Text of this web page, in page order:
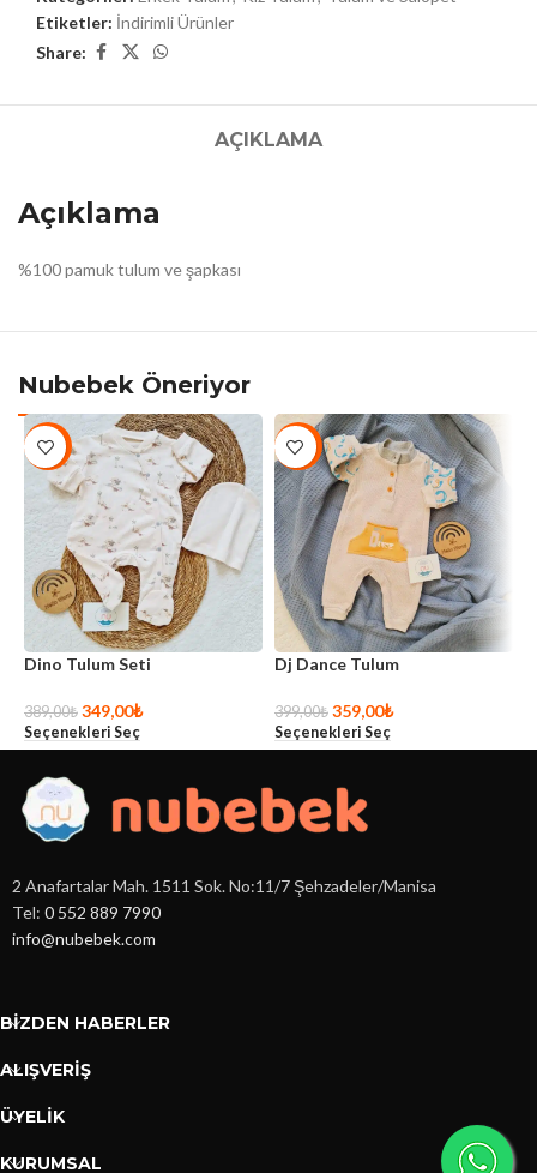
Etiketler: İndirimli Ürünler
Share:
AÇIKLAMA
Açıklama
%100 pamuk tulum ve şapkası
Nubebek Öneriyor
-10%
Dino Tulum Seti
389,00₺ 349,00₺
Seçenekleri Seç
-10%
Dj Dance Tulum
399,00₺ 359,00₺
Seçenekleri Seç
2 Anafartalar Mah. 1511 Sok. No:11/7 Şehzadeler/Manisa
Tel: 0 552 889 7990
info@nubebek.com
BIZDEN HABERLER
ALIŞVERİŞ
ÜYELİK
KURUMSAL